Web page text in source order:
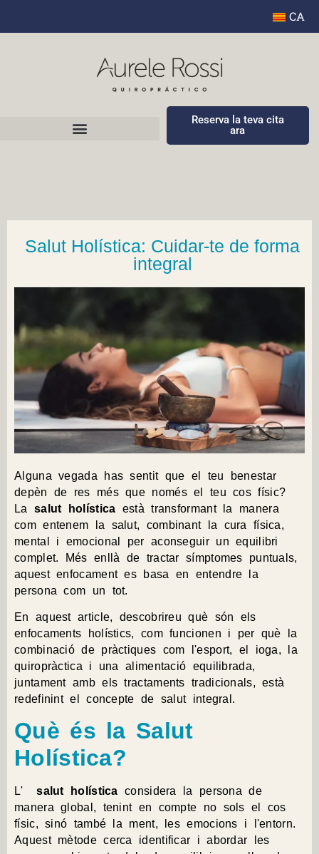
CA
Reserva la teva cita
ara
Salut Holística: Cuidar-te de forma
integral
Alguna vegada has sentit que el teu benestar
depèn de res més que només el teu cos físic?
La salut holística està transformant la manera
com entenem la salut, combinant la cura física,
mental i emocional per aconseguir un equilibri
complet. Més enllà de tractar símptomes puntuals,
aquest enfocament es basa en entendre la
persona com un tot.
En aquest article, descobrireu què són els
enfocaments holístics, com funcionen i per què la
combinació de pràctiques com l'esport, el ioga, la
quiropràctica i una alimentació equilibrada,
juntament amb els tractaments tradicionals, està
redefinint el concepte de salut integral.
Què és la Salut
Holística?
L'salut holística considera la persona de
manera global, tenint en compte no sols el cos
físic, sinó també la ment, les emocions i l'entorn.
Aquest mètode cerca identificar i abordar les